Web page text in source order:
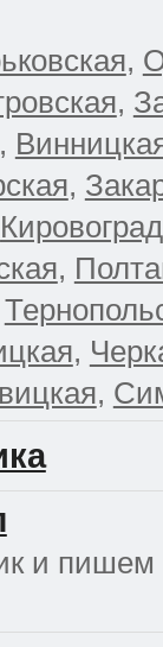
,
,
,
,
,
,
,
и пишем